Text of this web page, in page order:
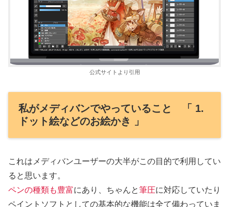
公式サイトより引用
私がメディバンでやっていること 「 1.
ドット絵などのお絵かき 」
これはメディバンユーザーの大半がこの目的で利用してい
ると思います。
ペンの種類も豊富にあり、ちゃんと筆圧に対応していたり
ペイントソフトとしての基本的な機能は全て備わっていま